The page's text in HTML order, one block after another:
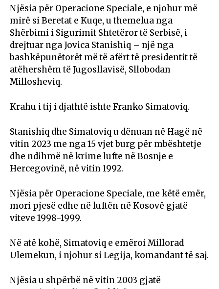
Njësia për Operacione Speciale, e njohur më
mirë si Beretat e Kuqe, u themelua nga
Shërbimi i Sigurimit Shtetëror të Serbisë, i
drejtuar nga Jovica Stanishiq – një nga
bashkëpunëtorët më të afërt të presidentit të
atëhershëm të Jugosllavisë, Sllobodan
Millosheviq.
Krahu i tij i djathtë ishte Franko Simatoviq.
Stanishiq dhe Simatoviq u dënuan në Hagë në
vitin 2023 me nga 15 vjet burg për mbështetje
dhe ndihmë në krime lufte në Bosnje e
Hercegovinë, në vitin 1992.
Njësia për Operacione Speciale, me këtë emër,
mori pjesë edhe në luftën në Kosovë gjatë
viteve 1998-1999.
Në atë kohë, Simatoviq e emëroi Millorad
Ulemekun, i njohur si Legija, komandant të saj.
Njësia u shpërbë në vitin 2003 gjatë